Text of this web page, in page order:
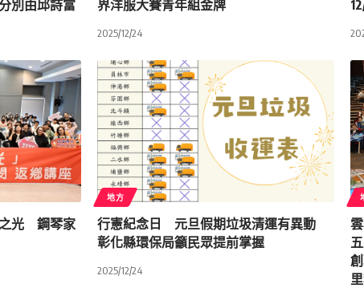
別由邱詩富
界洋服大賽青年組金牌
2025/12/24
之光 鋼琴家
地方
行憲紀念日 元旦假期垃圾清運有異動
彰化縣環保局籲民眾提前掌握
2025/12/24